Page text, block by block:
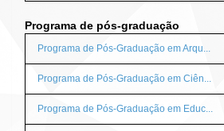
Programa de pós-graduação
Programa de Pós-Graduação em Arqu...
Programa de Pós-Graduação em Ciên...
Programa de Pós-Graduação em Educ...